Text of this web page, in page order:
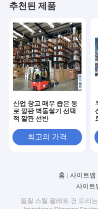
추천된 제품
산업 창고 매우 좁은 통
로 깔판 벽돌쌓기 선택
적 깔판 선반
최고의 가격
홈 사이트맵
사이트
품질 스틸 팔레트 건 드리는